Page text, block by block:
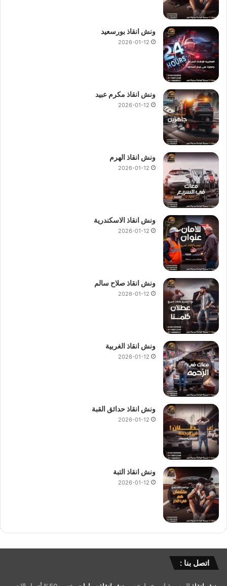
ونش انقاذ بورسعيد
2026-01-12
ونش انقاذ مكرم عبيد
2026-01-12
ونش انقاذ الهرم
2026-01-12
ونش انقاذ الاسكندرية
2026-01-12
ونش انقاذ صلاح سالم
2026-01-12
ونش انقاذ الغربية
2026-01-12
ونش انقاذ حدائق القبة
2026-01-12
ونش انقاذ التبة
2026-01-12
اتصل بنا :